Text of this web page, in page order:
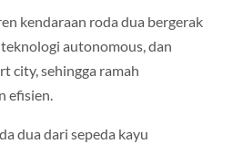
kendaraan roda dua bergerak
autonomous, dan
city, sehingga ramah
efisien.
dua dari sepeda kayu